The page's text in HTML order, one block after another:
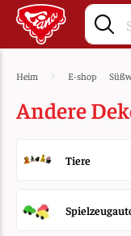
Heim E-shop
Andere
Tiere